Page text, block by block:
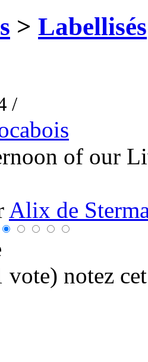
> Labellisés
/
of our
Alix de
vote) notez